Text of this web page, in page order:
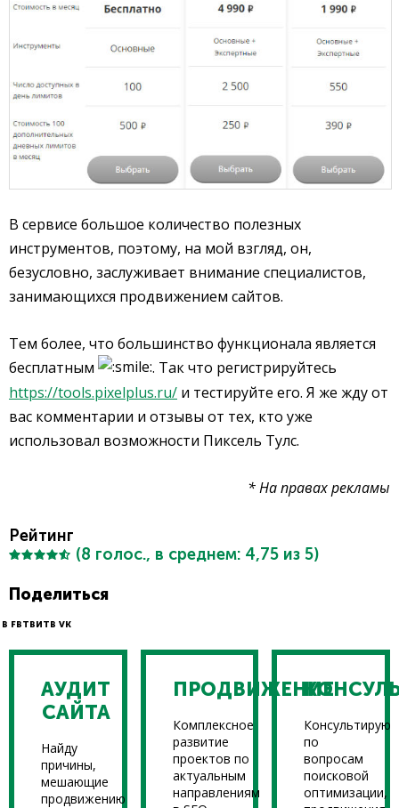
В сервисе большое количество полезных
инструментов, поэтому, на мой взгляд, он,
безусловно, заслуживает внимание специалистов,
занимающихся продвижением сайтов.
Тем более, что большинство функционала является
бесплатным
. Так что регистрируйтесь
https://tools.pixelplus.ru/ и тестируйте его. Я же жду от
вас комментарии и отзывы от тех, кто уже
использовал возможности Пиксель Тулс.
* На правах рекламы
Рейтинг
(8 голос., в среднем: 4,75 из 5)
Поделиться
В FBТВИТВ VK
АУДИТ
САЙТА
Найду
причины,
мешающие
продвижению
ПРОДВИЖЕНИЕ
Комплексное
развитие
проектов по
актуальным
направлениям
Консультирую
по
вопросам
поисковой
оптимизации,